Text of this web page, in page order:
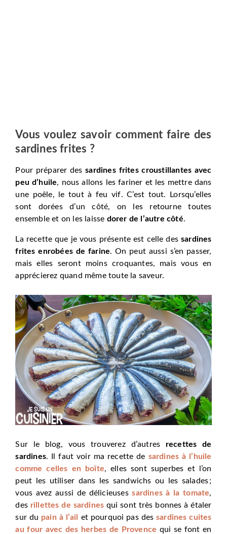
Vous voulez savoir comment faire des
sardines frites ?
Pour préparer dessardines frites croustillantes avec
peu d’huile, nous allons les fariner et les mettre dans
une poêle, le tout à feu vif. C’est tout. Lorsqu’elles
sont dorées d’un côté, on les retourne toutes
ensemble et on les laisse dorer de l’autre côté.
La recette que je vous présente est celle des sardines
frites enrobées de farine. On peut aussi s’en passer,
mais elles seront moins croquantes, mais vous en
apprécierez quand même toute la saveur.
Sur le blog, vous trouverez d’autres recettes de
sardines. Il faut voir ma recette de sardines à l’huile
comme celles en boîte, elles sont superbes et l’on
peut les utiliser dans les sandwichs ou les salades ;
vous avez aussi de délicieusessardines à la tomate,
des rillettes de sardines qui sont très bonnes à étaler
sur du pain à l’ail et pourquoi pas des sardines cuites
au four avec des herbes de Provence qui se font en